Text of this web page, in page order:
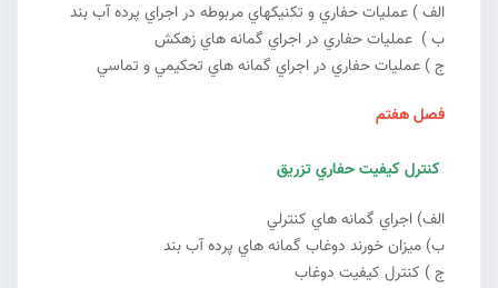
الف ) عمليات حفاري و تكنيكهاي مربوطه در اجراي پرده ‌آب بند
ب ) عمليات حفاري در اجراي گمانه هاي زهكش
ج ) عمليات حفاري در اجراي گمانه هاي تحكيمي و تماسي
فصل هفتم
كنترل كيفيت حفاري تزريق
الف) اجراي گمانه هاي كنترلي
ب) ميزان خورند دوغاب گمانه هاي پرده آب بند
ج ) كنترل كيفيت دوغاب